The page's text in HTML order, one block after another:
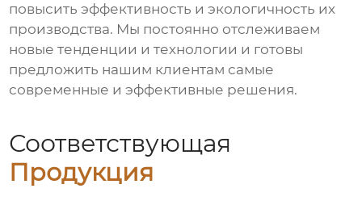
повысить эффективность и экологичность их
производства. Мы постоянно отслеживаем
новые тенденции и технологии и готовы
предложить нашим клиентам самые
современные и эффективные решения.
Соответствующая
Продукция